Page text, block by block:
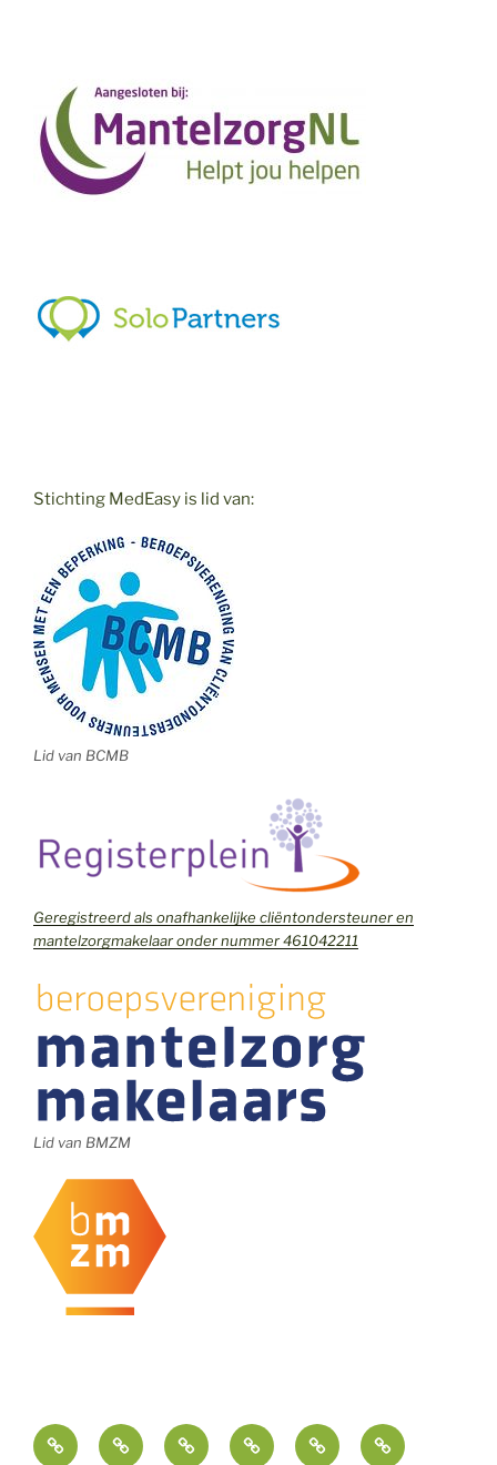
Stichting MedEasy is lid van:
Lid van BCMB
Geregistreerd als onafhankelijke cliëntondersteuner en
mantelzorgmakelaar onder nummer 461042211
Lid van BMZM
Ondersteuning
Nieuws Contact Opdrachtgevers
Contact FAQ